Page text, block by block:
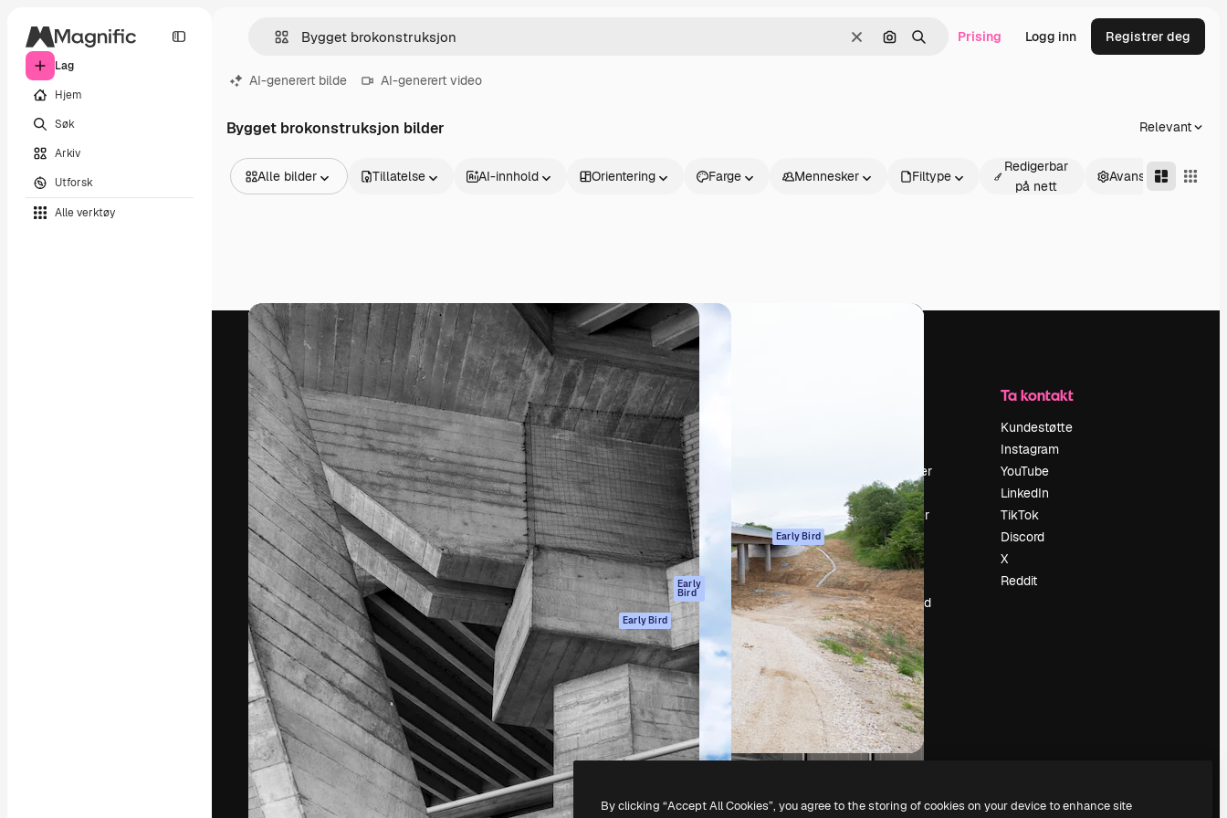
Lag
Hjem
Søk
Arkiv
Utforsk
Alle verktøy
Slett Søk etter bilde
Søk Prising Logg inn Registrer deg
AI-generert bilde AI-generert video
Bygget brokonstruksjon bilder Relevant
Alle bilder
Videoer
Opptak
Bevegelsesgrafikk
Videomaler
Ikoner
3D-modeller
Skrifter
Tillatelse AI-innhold Orientering Farge Mennesker Filtype
Redigerbar
på nett
Avansert
Den kreative plattformen for å lede ditt
beste arbeid. Mer enn 1 million abonnenter
blant kreative, selskaper, byråer og studioer.
Norsk bokmål
Produkter
Spaces
AI-assistent
AI Image Generator
AI-videogenerator
AI-
stemmegenerator
Arkivinnhold
MCP for
Claude/ChatGPT
Early
Bird
Agenter Early Bird
API
Mobilapp
Alle Magnific-
verktøy
Originaler Early Bird
Retningslinjer for
informasjonskapsler
Tillitssenter
Affiliates
For bedrifter
Anmeldelser
Karrierer
Søketrender
Blogg
Hendelser
Slidesgo
Selg innhold
Presserom
Leter etter
magnific.ai
Ta kontakt
Kundestøtte
Instagram
YouTube
LinkedIn
TikTok
Discord
X
Reddit
Copyright © 2010-2026 Freepik Company S.L.U. Alle rettigheter forbeholdt.
By clicking “Accept All Cookies”, you agree to the storing of cookies on your device to enhance site